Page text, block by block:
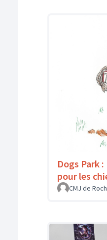
Dogs Park
pour les
CMJ de